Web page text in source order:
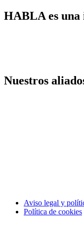
HABLA es
Nuestros
Aviso legal y
Política de cookies